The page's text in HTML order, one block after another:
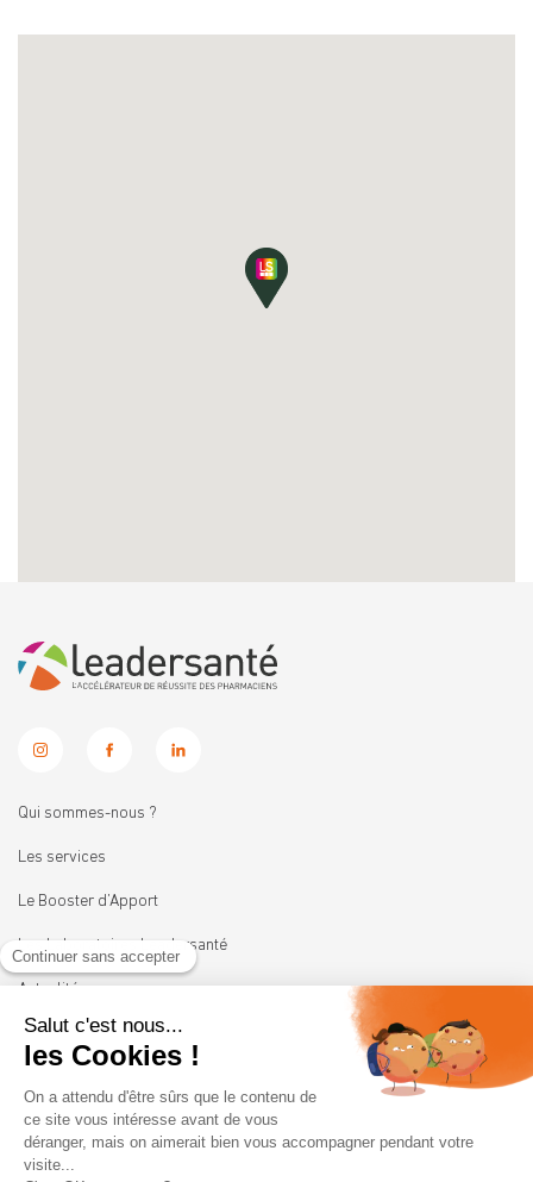
Qui sommes-nous ?
Les services
Le Booster d’Apport
Les Laboratoires Leadersanté
Actualités
Nous rejoindre
92100 BOULOGNE-BILLANCOURT
01 41 05 45 62
contact@leadersante.fr